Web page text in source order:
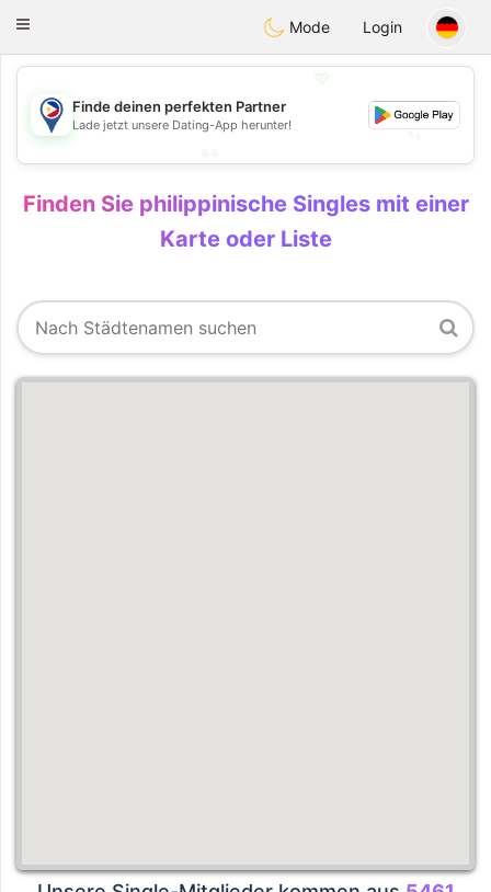
Philippines Chat
Toggle
Mode Login
💕
Finde deinen perfekten Partner
Lade jetzt unsere Dating-App herunter!
Finden Sie philippinische Singles mit einer
Karte oder Liste